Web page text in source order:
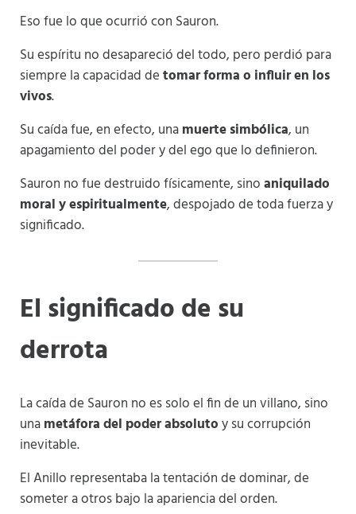
Eso fue lo que ocurrió con Sauron.
Su espíritu no desapareció del todo, pero perdió para
siempre la capacidad detomar forma o influir en los
vivos.
Su caída fue, en efecto, unamuerte simbólica, un
apagamiento del poder y del ego que lo definieron.
Sauron no fue destruido físicamente, sinoaniquilado
moral y espiritualmente, despojado de toda fuerza y
significado.
El significado de su
derrota
La caída de Sauron no es solo el fin de un villano, sino
unametáfora del poder absolutoy su corrupción
inevitable.
El Anillo representaba la tentación de dominar, de
someter a otros bajo la apariencia del orden.